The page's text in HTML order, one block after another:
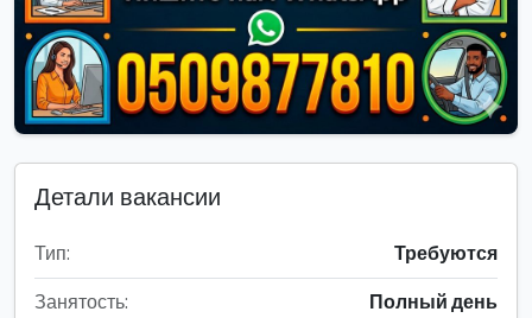
Детали вакансии
Тип:
Требуются
Занятость:
Полный день